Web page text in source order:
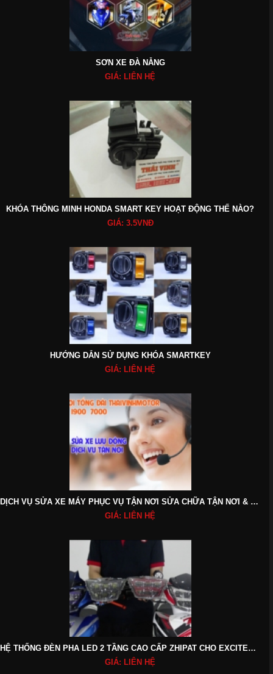
SƠN XE ĐÀ NẴNG
GIÁ: LIÊN HỆ
KHÓA THÔNG MINH HONDA SMART KEY HOẠT ĐỘNG THẾ NÀO?
GIÁ: 3.5VNĐ
HƯỚNG DẪN SỬ DỤNG KHÓA SMARTKEY
GIÁ: LIÊN HỆ
DỊCH VỤ SỬA XE MÁY PHỤC VỤ TẬN NƠI SỬA CHỮA TẬN NƠI & NHẬN XE TẬN NƠI - SỬA XE - GIAO XE TẬN NƠI
GIÁ: LIÊN HỆ
HỆ THỐNG ĐÈN PHA LED 2 TẦNG CAO CẤP ZHIPAT CHO EXCITER 135 2011-2015
GIÁ: LIÊN HỆ